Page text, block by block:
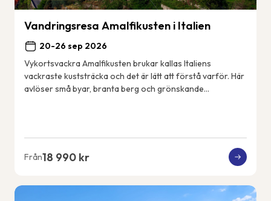
Vandringsresa Amalfikusten i Italien
20-26 sep 2026
Vykortsvackra Amalfikusten brukar kallas Italiens
vackraste kuststräcka och det är lätt att förstå varför. Här
avlöser små byar, branta berg och grönskande
Från18 990 kr